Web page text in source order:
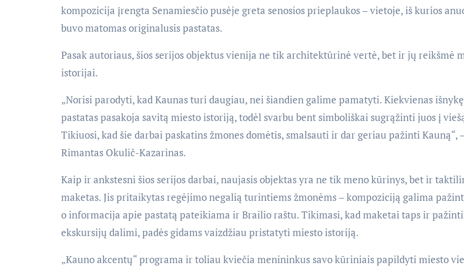
kompozicija įrengta Senamiesčio pusėje greta senosios prieplaukos – vietoje, iš kurios
buvo matomas originalusis pastatas.
Pasak autoriaus, šios serijos objektus vienija ne tik architektūrinė vertė, bet ir jų reikšmė
istorijai.
„Norisi parodyti, kad Kaunas turi daugiau, nei šiandien galime pamatyti. Kiekvienas
pastatas pasakoja savitą miesto istoriją, todėl svarbu bent simboliškai sugrąžinti juos į
Tikiuosi, kad šie darbai paskatins žmones domėtis, smalsauti ir dar geriau pažinti Kauną“,
Rimantas Okulič-Kazarinas.
Kaip ir ankstesni šios serijos darbai, naujasis objektas yra ne tik meno kūrinys, bet ir
maketas. Jis pritaikytas regėjimo negalią turintiems žmonėms – kompoziciją galima
o informacija apie pastatą pateikiama ir Brailio raštu. Tikimasi, kad maketai taps ir
ekskursijų dalimi, padės gidams vaizdžiau pristatyti miesto istoriją.
„Kauno akcentų“ programa ir toliau kviečia menininkus savo kūriniais papildyti miesto